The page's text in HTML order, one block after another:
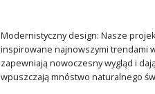
Modernistyczny design: Nasze
inspirowane najnowszymi trendami
zapewniają nowoczesny wygląd i
wpuszczają mnóstwo naturalnego